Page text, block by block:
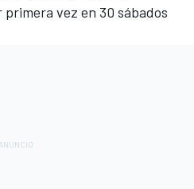
vez en 30 sábados